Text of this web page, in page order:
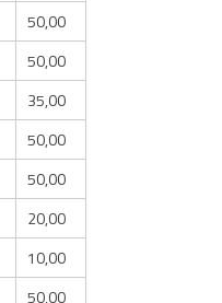
50,00
50,00
35,00
50,00
50,00
20,00
10,00
50,00